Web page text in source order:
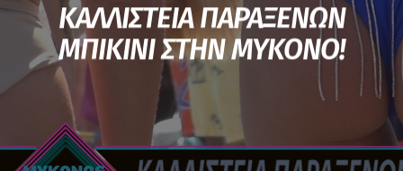
ΚΑΛΛΙΣΤΕΙΑ ΠΑΡΑΞΕΝΩΝ
ΜΠΙΚΙΝΙ ΣΤΗΝ ΜΥΚΟΝΟ!